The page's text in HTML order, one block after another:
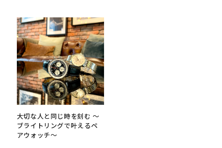
大切な人と同じ時を刻む 〜
ブライトリングで叶えるペ
アウォッチ〜